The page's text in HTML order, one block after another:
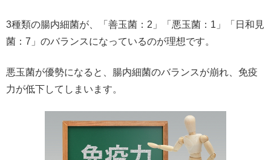
3種類の腸内細菌が、「善玉菌：2」「悪玉菌：1」「日和見
菌：7」のバランスになっているのが理想です。
悪玉菌が優勢になると、腸内細菌のバランスが崩れ、免疫
力が低下してしまいます。